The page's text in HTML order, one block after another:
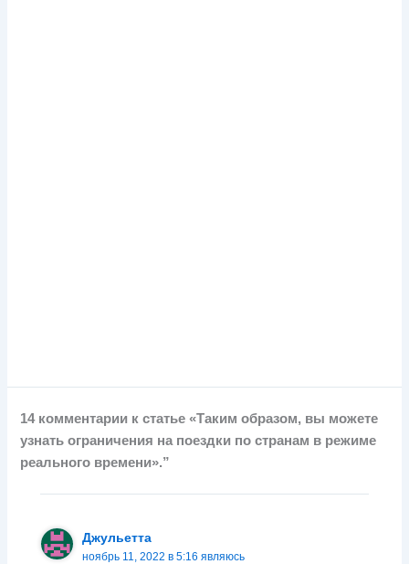
14 комментарии к статье «Таким образом, вы можете
узнать ограничения на поездки по странам в режиме
реального времени».”
Джульетта
ноябрь 11, 2022 в 5:16 являюсь